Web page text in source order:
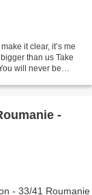
it clear, it’s me
than us Take
will never be
-